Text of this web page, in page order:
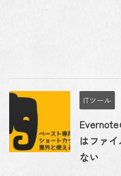
ITツール
はファ
ない